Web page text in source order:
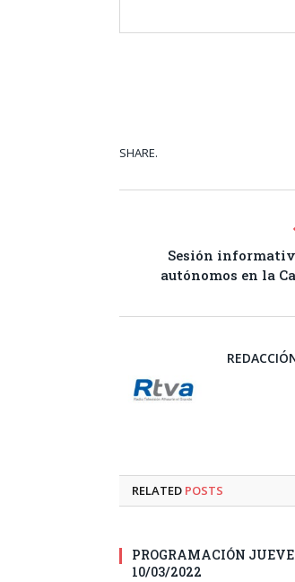
SHARE.
Sesión
autónomos en la
RELATED POSTS
PROGRAMACIÓN
10/03/2022